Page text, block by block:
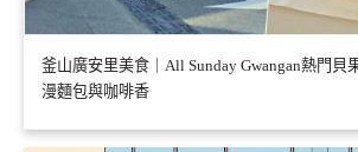
釜山廣安里美食｜All Sunday Gwangan熱門貝
漫麵包與咖啡香